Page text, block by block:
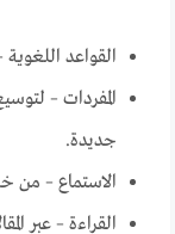
القواعد
المفردات –
جديدة.
الاستماع – من
القراءة – عبر